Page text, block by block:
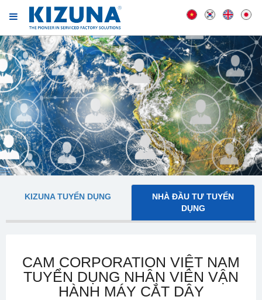
KIZUNA TUYỂN DỤNG
NHÀ ĐẦU TƯ TUYỂN
DỤNG
CAM CORPORATION VIỆT NAM
TUYỂN DỤNG NHÂN VIÊN VẬN
HÀNH MÁY CẮT DÂY